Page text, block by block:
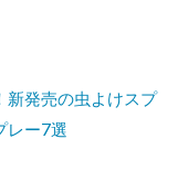
新発売の虫よけスプ
レー7選